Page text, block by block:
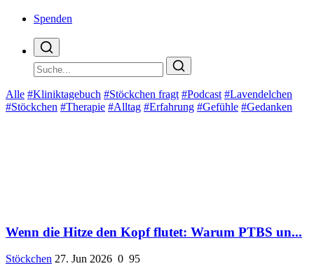
Spenden
Alle #Kliniktagebuch #Stöckchen fragt #Podcast #Lavendelchen
#Stöckchen #Therapie #Alltag #Erfahrung #Gefühle #Gedanken
Wenn die Hitze den Kopf flutet: Warum PTBS un...
Stöckchen 27. Jun 2026 0 95